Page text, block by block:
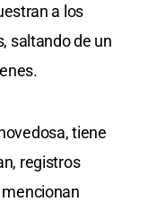
a los
saltando de un
tiene
registros